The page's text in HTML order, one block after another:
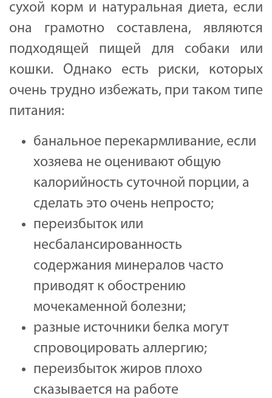
сухой корм и натуральная диета, если
она грамотно составлена, являются
подходящей пищей для собаки или
кошки. Однако есть риски, которых
очень трудно избежать, при таком типе
питания:
банальное перекармливание, если
хозяева не оценивают общую
калорийность суточной порции, а
сделать это очень непросто;
переизбыток или
несбалансированность
содержания минералов часто
приводят к обострению
мочекаменной болезни;
разные источники белка могут
спровоцировать аллергию;
переизбыток жиров плохо
сказывается на работе